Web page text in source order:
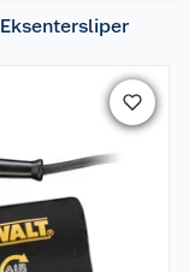
Eksentersliper